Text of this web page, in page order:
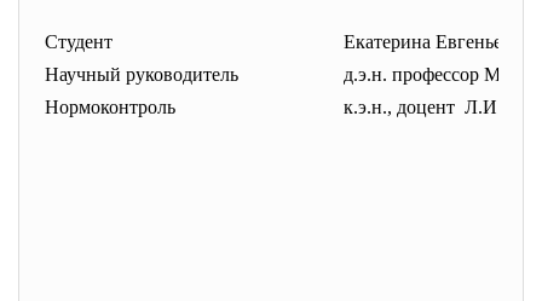
Студент
Екатерина
Научный руководитель
д.э.н. профессор
Нормоконтроль
к.э.н., доцент